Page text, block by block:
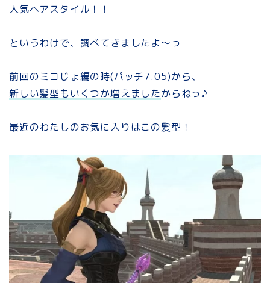
人気ヘアスタイル！！
というわけで、調べてきましたよ～っ
前回のミコじょ編の時(パッチ7.05)から、
新しい髪型もいくつか増えましたからねっ♪
最近のわたしのお気に入りはこの髪型！